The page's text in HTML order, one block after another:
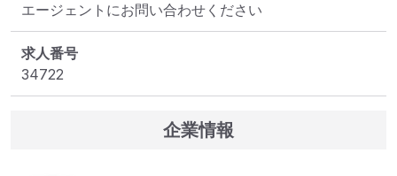
エージェントにお問い合わせください
求人番号
34722
企業情報